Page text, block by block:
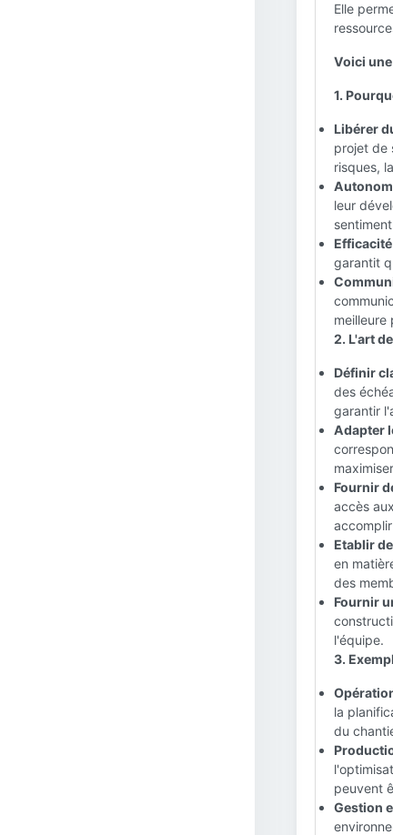
Elle
Voici
1.
Libérer
projet de
risques,
leur
garantit
meilleure
2. L'art
Définir
des
garantir
Adapter
Fournir
accès
Etablir
en
des
Fournir
l'équipe.
3.
la
du
peuvent
Gestion